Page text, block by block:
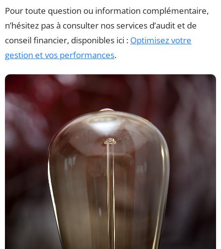
Pour toute question ou information complémentaire,
n’hésitez pas à consulter nos services d’audit et de
conseil financier, disponibles ici : Optimisez votre
gestion et vos performances.